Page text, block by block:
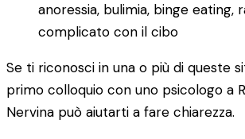
anoressia, bulimia, binge eating,
complicato con il cibo
Se ti riconosci in una o più di queste
primo colloquio con uno psicologo a
Nervina può aiutarti a fare chiarezza.